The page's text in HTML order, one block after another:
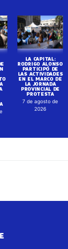
LA CAPITAL:
RODRIGO ALONSO
PARTICIPÓ DE
LAS ACTIVIDADES
EN EL MARCO DE
LA JORNADA
PROVINCIAL DE
PROTESTA
7 de agosto de
2026